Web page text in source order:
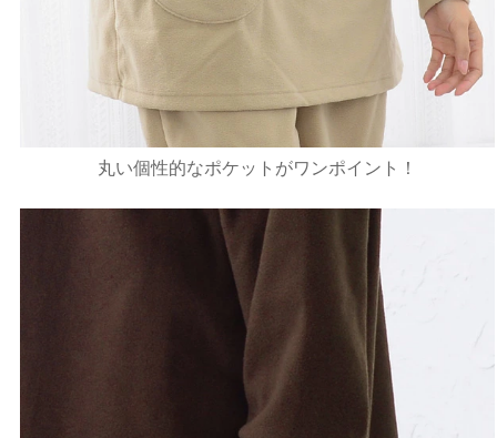
丸い個性的なポケットがワンポイント！